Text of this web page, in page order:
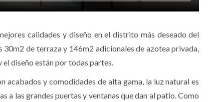
calidades y diseño en el distrito más deseado del
30m2 de terraza y 146m2 adicionales de azotea privada,
el diseño están por todas partes.
acabados y comodidades de alta gama, la luz natural es
a las grandes puertas y ventanas que dan al patio. Como